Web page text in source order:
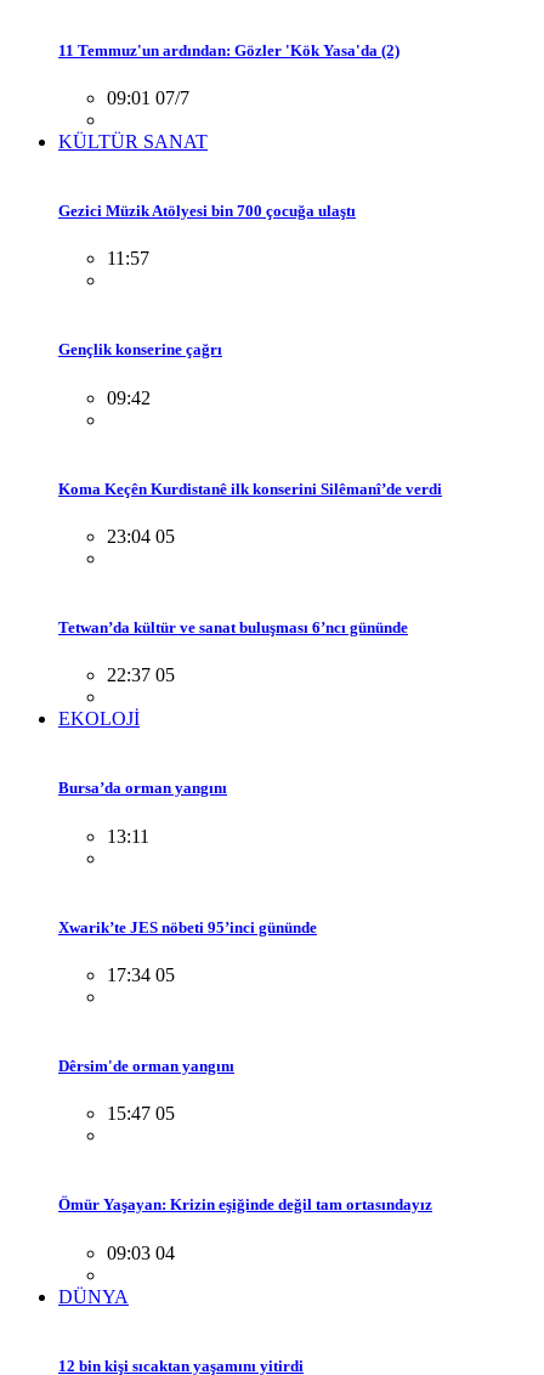
11 Temmuz'un ardından: Gözler 'Kök Yasa'da (2)
09:01 07/7
KÜLTÜR SANAT
Gezici Müzik Atölyesi bin 700 çocuğa ulaştı
11:57
Gençlik konserine çağrı
09:42
Koma Keçên Kurdistanê ilk konserini Silêmanî’de verdi
23:04 05
Tetwan’da kültür ve sanat buluşması 6’ncı gününde
22:37 05
EKOLOJİ
Bursa’da orman yangını
13:11
Xwarik’te JES nöbeti 95’inci gününde
17:34 05
Dêrsim'de orman yangını
15:47 05
Ömür Yaşayan: Krizin eşiğinde değil tam ortasındayız
09:03 04
DÜNYA
12 bin kişi sıcaktan yaşamını yitirdi